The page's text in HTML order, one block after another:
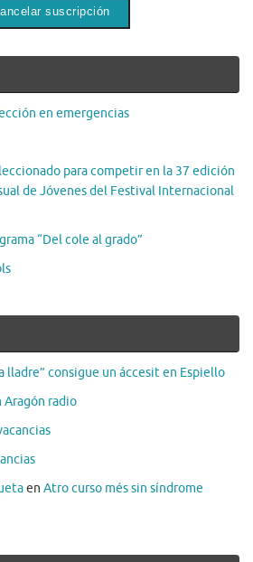
en emergencias
para competir en la 37 edición
de Jóvenes del Festival Internacional
“Del cole al grado”
lladre” consigue un áccesit en Espiello
Aragón radio
en Atro curso més sin síndrome